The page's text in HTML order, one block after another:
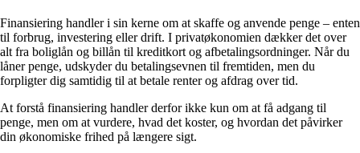
Finansiering handler i sin kerne om at skaffe og anvende penge – enten
til forbrug, investering eller drift. I privatøkonomien dækker det over
alt fra boliglån og billån til kreditkort og afbetalingsordninger. Når du
låner penge, udskyder du betalingsevnen til fremtiden, men du
forpligter dig samtidig til at betale renter og afdrag over tid.
At forstå finansiering handler derfor ikke kun om at få adgang til
penge, men om at vurdere, hvad det koster, og hvordan det påvirker
din økonomiske frihed på længere sigt.